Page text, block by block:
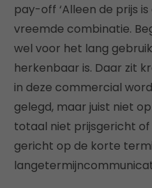
pay-off ‘Alleen de prijs
vreemde combinatie.
wel voor het lang
herkenbaar is. Daar zit
in deze commercial
gelegd, maar juist niet
totaal niet prijsgericht
gericht op de korte